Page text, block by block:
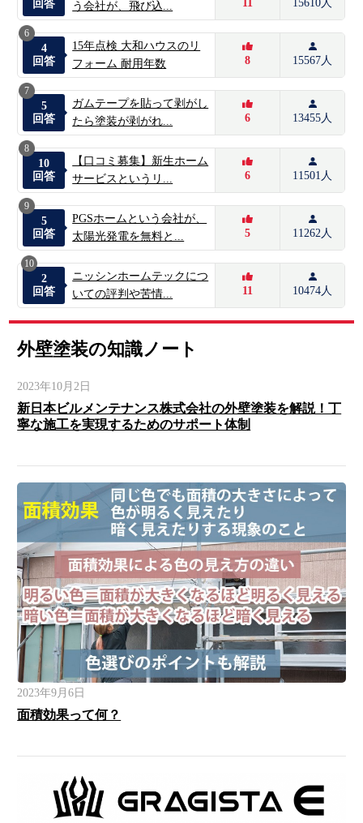
回答 う会社が、飛び込... 15610人
6
4
回答
15年点検 大和ハウスのリ
フォーム 耐用年数
8 15567人
7
5
回答
ガムテープを貼って剥がし
たら塗装が剥がれ...
6 13455人
8
10
回答
【口コミ募集】新生ホーム
サービスというリ...
6 11501人
9
5
回答
PGSホームという会社が、
太陽光発電を無料と...
5 11262人
10
2
回答
ニッシンホームテックにつ
いての評判や苦情...
11 10474人
外壁塗装の知識ノート
2023年10月2日
新日本ビルメンテナンス株式会社の外壁塗装を解説！丁
寧な施工を実現するためのサポート体制
2023年9月6日
面積効果って何？